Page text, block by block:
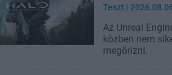
Teszt |
Az Unreal
közben nem
megőrizni.